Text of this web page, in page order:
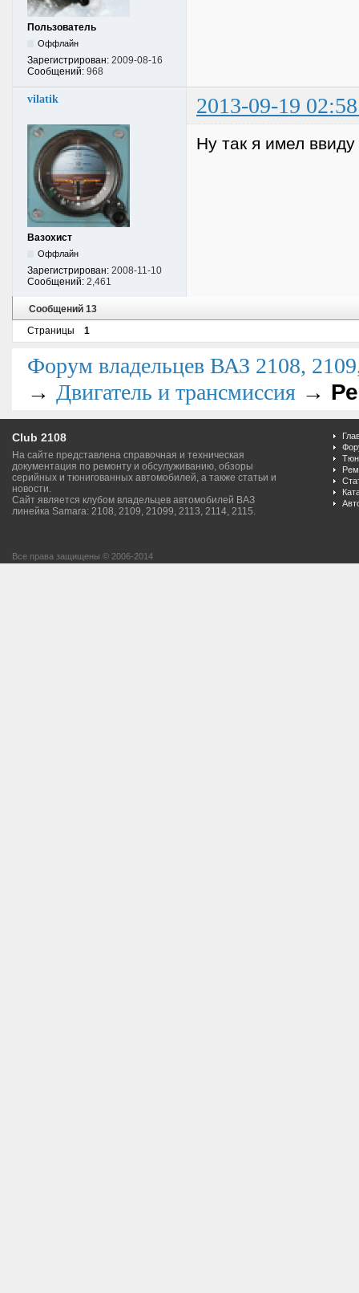
Пользователь
Оффлайн
Зарегистрирован: 2009-08-16
Сообщений: 968
vilatik 2013-09-19
Вазохист
Оффлайн
Зарегистрирован: 2008-11-10
Сообщений: 2,461
Ну так я имел
Сообщений 13
Страницы
1
Форум владельцев ВАЗ 2108,
→ Двигатель и трансмиссия →
Club 2108
На сайте представлена справочная и техническая
документация по ремонту и обсулуживанию, обзоры
серийных и тюнигованных автомобилей, а также статьи и
новости.
Сайт является клубом владельцев автомобилей ВАЗ
линейка Samara: 2108, 2109, 21099, 2113, 2114, 2115.
Все права защищены © 2006-2014